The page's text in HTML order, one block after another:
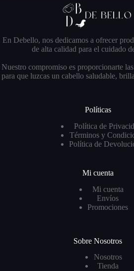
En Debello, nos dedicamos a ofrecer
de alta calidad para el cuidado
Nuestro compromiso es proporcionarte
para que luzcas un cabello saludable,
Políticas
Política de
Términos y
Política de
Mi cuenta
Mi cuenta
Envíos
Promociones
Sobre Nosotros
Nosotros
Tienda